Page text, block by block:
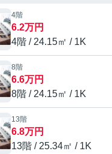
4階
6.2万円
4階 / 24.15㎡ / 1K
8階
6.6万円
8階 / 24.15㎡ / 1K
13階
6.8万円
13階 / 25.34㎡ / 1K